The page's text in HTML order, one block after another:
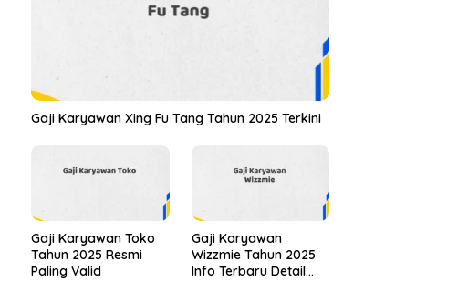
Gaji Karyawan Xing Fu Tang Tahun 2025 Terkini
Gaji Karyawan Toko
Tahun 2025 Resmi
Paling Valid
Gaji Karyawan
Wizzmie Tahun 2025
Info Terbaru Detail